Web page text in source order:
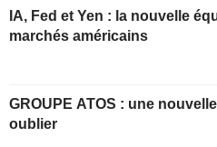
IA, Fed et Yen : la nouvelle
marchés américains
GROUPE ATOS : une nouvelle année à
oublier